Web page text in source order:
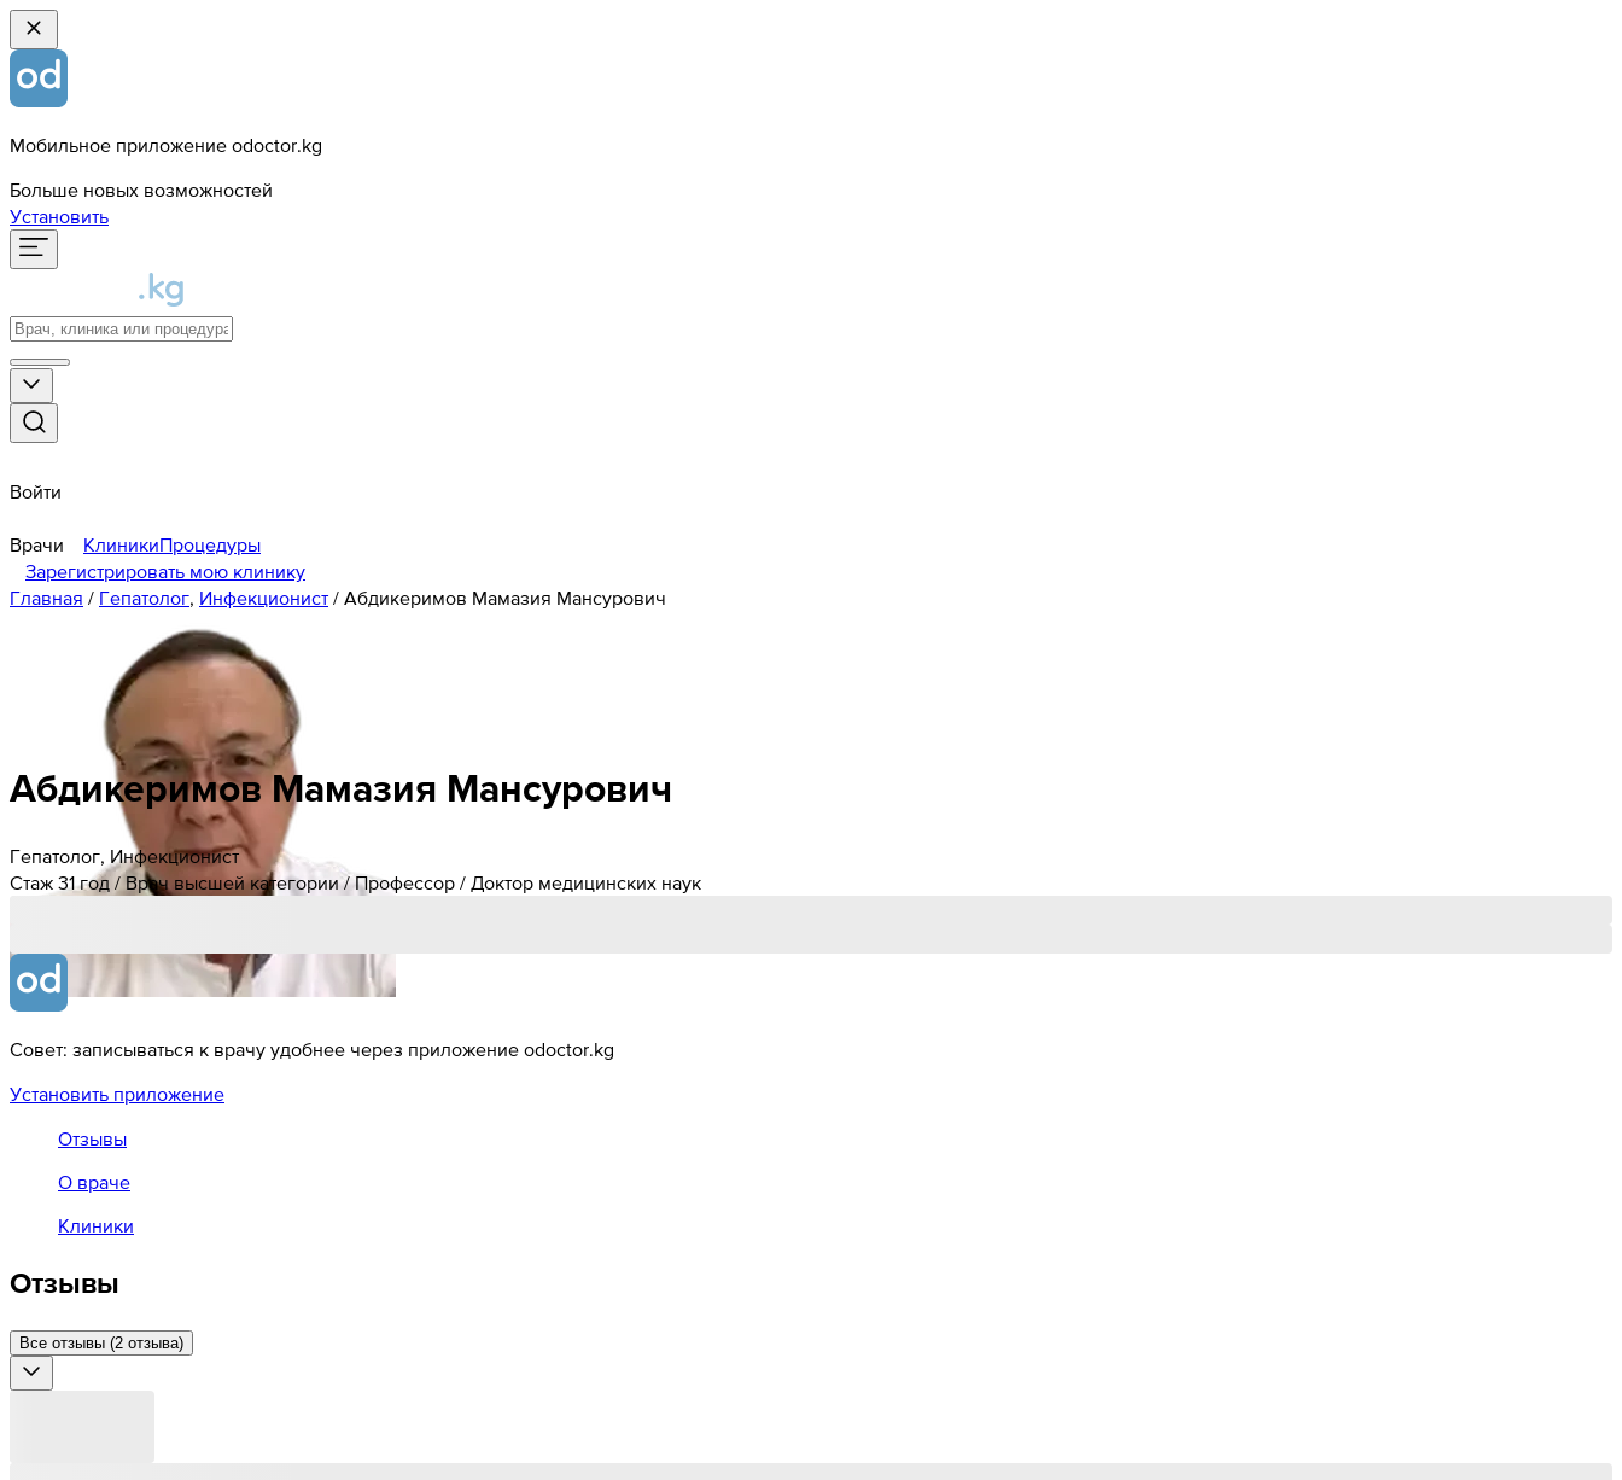
Мобильное приложение odoctor.kg
Больше новых возможностей
Установить
Войти
Врачи КлиникиПроцедуры
Зарегистрировать мою клинику
Главная / Гепатолог, Инфекционист / Абдикеримов Мамазия Мансурович
АбдикеримовМамазия Мансурович
Гепатолог, Инфекционист
Стаж 31 год / Врач высшей категории / Профессор / Доктор медицинских наук
Совет: записываться к врачу удобнее через приложение odoctor.kg
Установить приложение
Отзывы
О враче
Клиники
Отзывы
Все отзывы (2 отзыва)